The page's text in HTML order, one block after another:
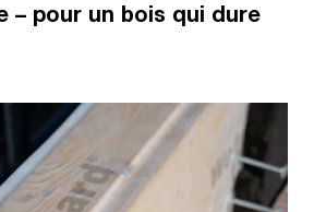
– pour un bois qui dure